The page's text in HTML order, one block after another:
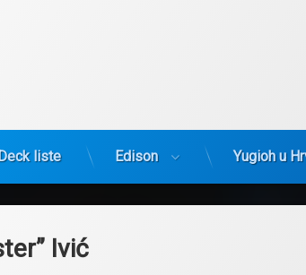
Deck liste Edison Yugioh u
Ivić